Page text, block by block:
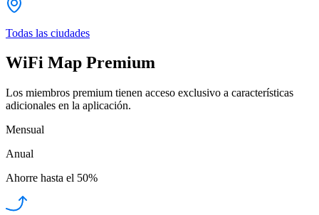
Todas las ciudades
WiFi Map Premium
Los miembros premium tienen acceso exclusivo a características
adicionales en la aplicación.
Mensual
Anual
Ahorre hasta el 50%